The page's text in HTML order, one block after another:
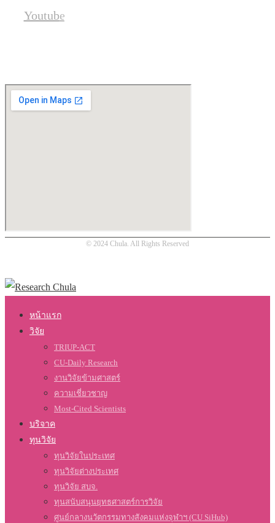
Youtube
© 2024 Chula. All Rights Reserved
หน้าแรก
วิจัย
TRIUP-ACT
CU-Daily Research
งานวิจัยข้ามศาสตร์
ความเชี่ยวชาญ
Most-Cited Scientists
บริจาค
ทุนวิจัย
ทุนวิจัยในประเทศ
ทุนวิจัยต่างประเทศ
ทุนวิจัย สบจ.
ทุนสนับสนุนยุทธศาสตร์การวิจัย
ศูนย์กลางนวัตกรรมทางสังคมแห่งจุฬาฯ (CU SiHub)